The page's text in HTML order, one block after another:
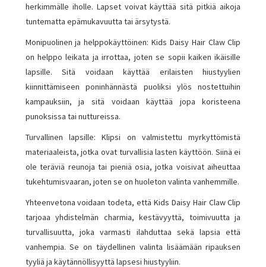
herkimmälle iholle. Lapset voivat käyttää sitä pitkiä aikoja
tuntematta epämukavuutta tai ärsytystä.
Monipuolinen ja helppokäyttöinen: Kids Daisy Hair Claw Clip
on helppo leikata ja irrottaa, joten se sopii kaiken ikäisille
lapsille. Sitä voidaan käyttää erilaisten hiustyylien
kiinnittämiseen poninhännästä puoliksi ylös nostettuihin
kampauksiin, ja sitä voidaan käyttää jopa koristeena
punoksissa tai nuttureissa.
Turvallinen lapsille: Klipsi on valmistettu myrkyttömistä
materiaaleista, jotka ovat turvallisia lasten käyttöön. Siinä ei
ole teräviä reunoja tai pieniä osia, jotka voisivat aiheuttaa
tukehtumisvaaran, joten se on huoleton valinta vanhemmille.
Yhteenvetona voidaan todeta, että Kids Daisy Hair Claw Clip
tarjoaa yhdistelmän charmia, kestävyyttä, toimivuutta ja
turvallisuutta, joka varmasti ilahduttaa sekä lapsia että
vanhempia. Se on täydellinen valinta lisäämään ripauksen
tyyliä ja käytännöllisyyttä lapsesi hiustyyliin.